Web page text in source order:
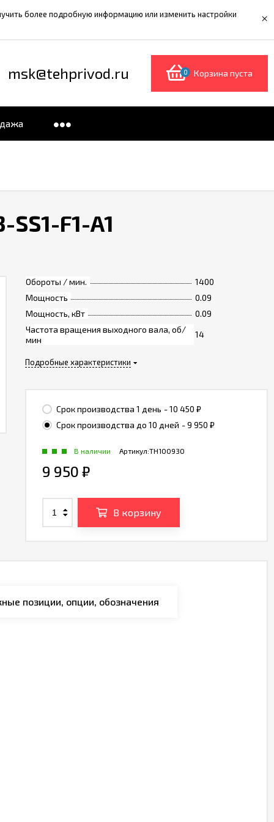
более подробную информацию или изменить настройки ×
msk@tehprivod.ru 0 Корзина пуста
F1-A1
Обороты / мин.
1400
Мощность
0.09
Мощность, кВт
0.09
Частота вращения выходного вала, об/
мин
14
Подробные характеристики
Срок производства 1 день - 10 450 ₽
Срок производства до 10 дней - 9 950 ₽
Артикул:TH100930
В наличии
9 950 ₽
В корзину
позиции, опции, обозначения